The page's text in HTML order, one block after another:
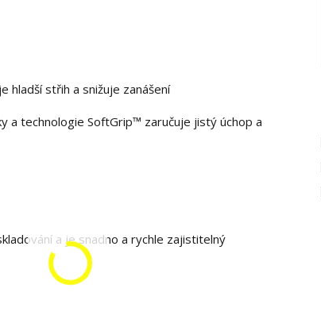
hladší střih a snižuje zanášení
a technologie SoftGrip™ zaručuje jistý úchop a
a je snadno a rychle zajistitelný